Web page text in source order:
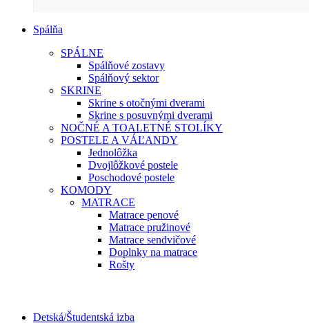
Spálňa
SPÁLNE
Spálňové zostavy
Spálňový sektor
SKRINE
Skrine s otočnými dverami
Skrine s posuvnými dverami
NOČNÉ A TOALETNÉ STOLÍKY
POSTELE A VÁĽANDY
Jednolôžka
Dvojlôžkové postele
Poschodové postele
KOMODY
MATRACE
Matrace penové
Matrace pružinové
Matrace sendvičové
Doplnky na matrace
Rošty
Detská/Študentská izba